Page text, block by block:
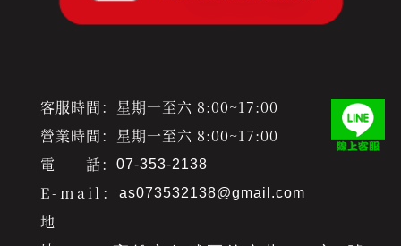
客服時間：星期一至六 8:00~17:00
營業時間：星期一至六 8:00~17:00
電 話：
07-353-2138
E-mail： as073532138@gmail.com
地